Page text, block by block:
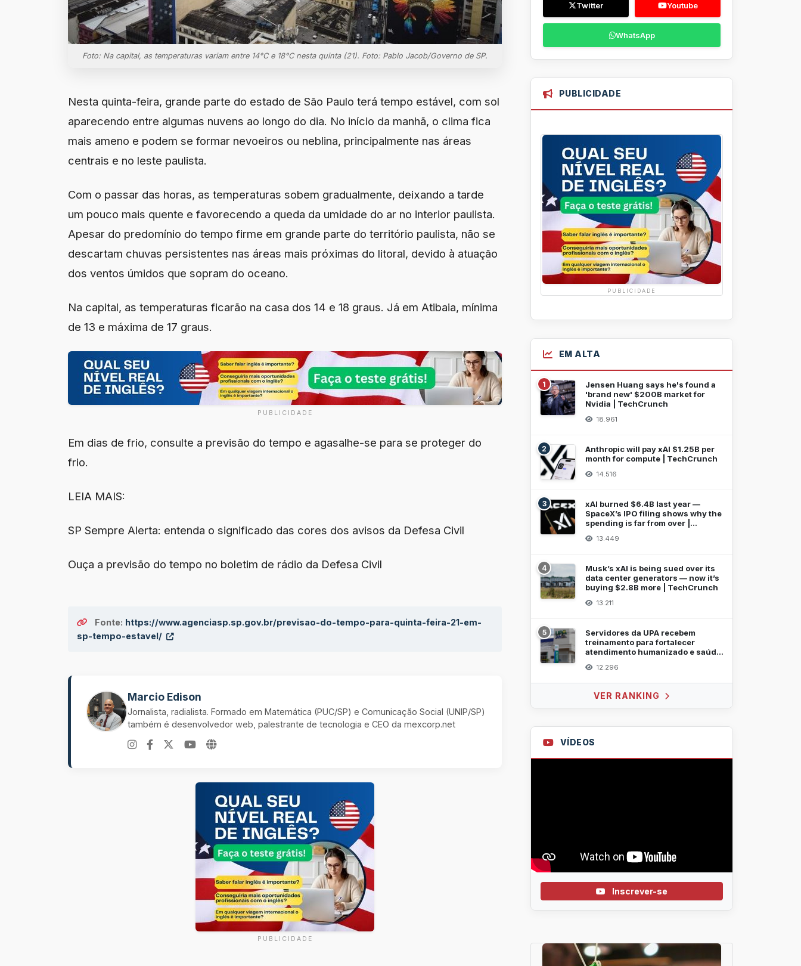
Foto: Na capital, as temperaturas variam entre 14°C e 18°C nesta quinta (21). Foto: Pablo Jacob/Governo de SP.
Nesta quinta-feira, grande parte do estado de São Paulo terá tempo estável, com sol
aparecendo entre algumas nuvens ao longo do dia. No início da manhã, o clima fica
mais ameno e podem se formar nevoeiros ou neblina, principalmente nas áreas
centrais e no leste paulista.
Com o passar das horas, as temperaturas sobem gradualmente, deixando a tarde
um pouco mais quente e favorecendo a queda da umidade do ar no interior paulista.
Apesar do predomínio do tempo firme em grande parte do território paulista, não se
descartam chuvas persistentes nas áreas mais próximas do litoral, devido à atuação
dos ventos úmidos que sopram do oceano.
Na capital, as temperaturas ficarão na casa dos 14 e 18 graus. Já em Atibaia, mínima
de 13 e máxima de 17 graus.
PUBLICIDADE
Em dias de frio, consulte a previsão do tempo e agasalhe-se para se proteger do
frio.
LEIA MAIS:
SP Sempre Alerta: entenda o significado das cores dos avisos da Defesa Civil
Ouça a previsão do tempo no boletim de rádio da Defesa Civil
Fonte: https://www.agenciasp.sp.gov.br/previsao-do-tempo-para-quinta-feira-21-em-
sp-tempo-estavel/
Marcio Edison
Jornalista, radialista. Formado em Matemática (PUC/SP) e Comunicação Social (UNIP/SP)
também é desenvolvedor web, palestrante de tecnologia e CEO da mexcorp.net
PUBLICIDADE
Twitter Youtube
WhatsApp
PUBLICIDADE
PUBLICIDADE
EM ALTA
1
Jensen Huang says he's found a
'brand new' $200B market for
Nvidia | TechCrunch
18.961
2
Anthropic will pay xAI $1.25B per
month for compute | TechCrunch
14.516
3
xAI burned $6.4B last year —
SpaceX’s IPO filing shows why the
spending is far from over |
13.449
4
Musk’s xAI is being sued over its
data center generators — now it’s
buying $2.8B more | TechCrunch
13.211
5
Servidores da UPA recebem
treinamento para fortalecer
atendimento humanizado e saúde
12.296
VER RANKING
VÍDEOS
Inscrever-se